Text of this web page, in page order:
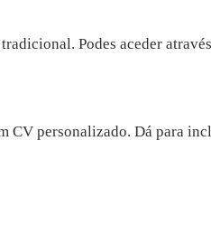
Podes aceder
CV personalizado. Dá para